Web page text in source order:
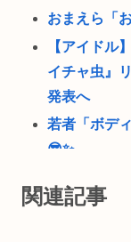
おまえら「
【アイドル
イチャ虫』
発表へ
若者「ボデ
😎✨
きないwww
関連記事